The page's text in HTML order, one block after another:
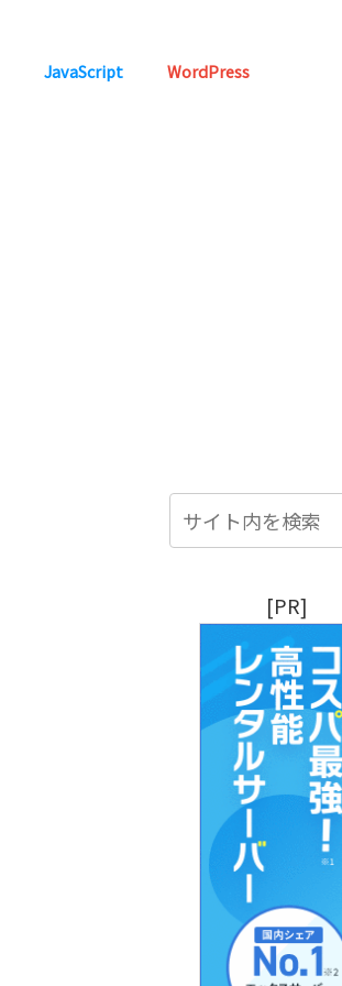
JavaScript WordPress
[PR]